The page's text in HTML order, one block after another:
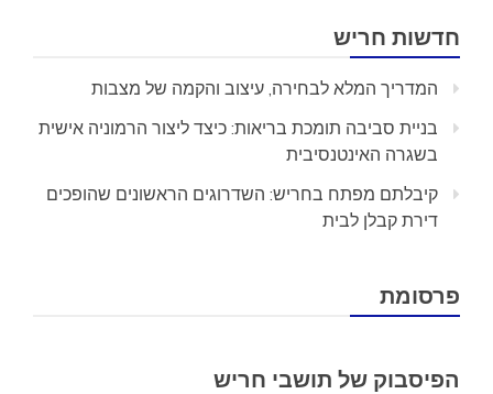
חדשות חריש
המדריך המלא לבחירה, עיצוב והקמה של מצבות
בניית סביבה תומכת בריאות: כיצד ליצור הרמוניה אישית
בשגרה האינטנסיבית
קיבלתם מפתח בחריש: השדרוגים הראשונים שהופכים
דירת קבלן לבית
פרסומת
הפיסבוק של תושבי חריש